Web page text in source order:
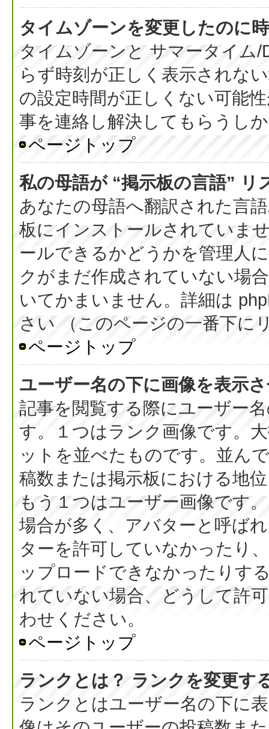
タイムゾーンを変更したのに
タイムゾーンと サマータイム
らず時刻が正しく表示されな
の設定時間が正しくない可能
事を連絡し解決してもらうし
ページトップ
私の母語が “掲示板の言語” リ
あなたの母語へ翻訳された言
板にインストールされていま
ールできるかどうかを管理人
クがまだ作成されていない場
いてかまいません。詳細は
さい （このページの一番下に
ページトップ
ユーザー名の下に画像を表示
記事を閲覧する際にユーザー
す。１つはランク画像です。
ットを並べたものです。並ん
稿数または掲示板における地
もう１つはユーザー画像です
場合が多く、アバターと呼ば
ターを許可していなかったり
ップロードできなかったりす
れていない場合、どうして許
わせください。
ページトップ
ランクとは？ ランクを変更す
ランクとはユーザー名の下に